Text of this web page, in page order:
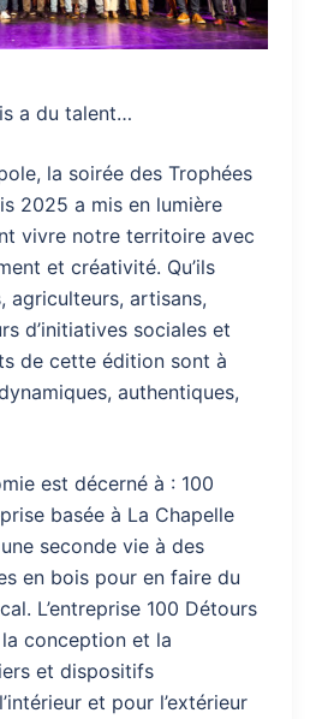
a du talent…
la soirée des Trophées
2025 a mis en lumière
vivre notre territoire avec
et créativité. Qu’ils
agriculteurs, artisans,
d’initiatives sociales et
de cette édition sont à
authentiques,
est décerné à : 100
basée à La Chapelle
seconde vie à des
en bois pour en faire du
L’entreprise 100 Détours
conception et la
et dispositifs
et pour l’extérieur